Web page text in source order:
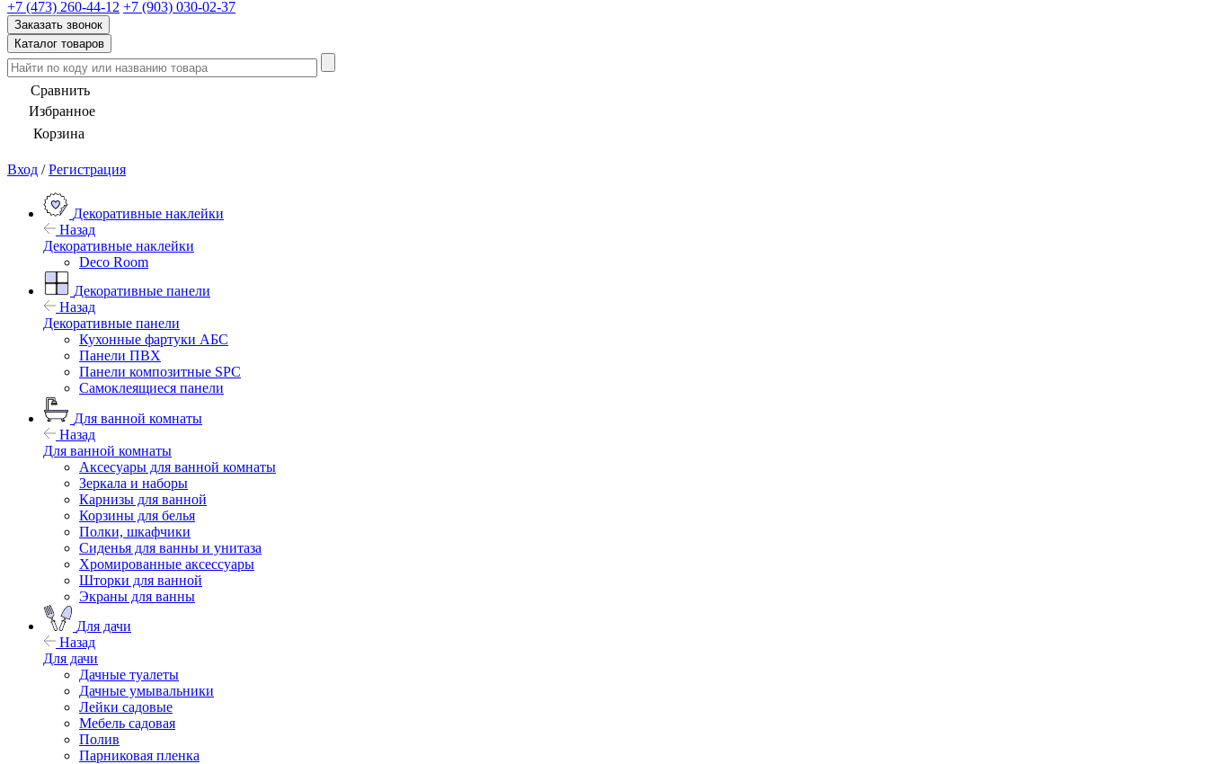
+7 (473) 260-44-12 +7 (903) 030-02-37
Заказать звонок
Каталог товаров
Сравнить
Избранное
Корзина
Вход / Регистрация
Декоративные наклейки
Назад
Декоративные наклейки
Deco Room
Декоративные панели
Назад
Декоративные панели
Кухонные фартуки АБС
Панели ПВХ
Панели композитные SPC
Самоклеящиеся панели
Для ванной комнаты
Назад
Для ванной комнаты
Аксесуары для ванной комнаты
Зеркала и наборы
Карнизы для ванной
Корзины для белья
Полки, шкафчики
Сиденья для ванны и унитаза
Хромированные аксессуары
Шторки для ванной
Экраны для ванны
Для дачи
Назад
Для дачи
Дачные туалеты
Дачные умывальники
Лейки садовые
Мебель садовая
Полив
Парниковая пленка